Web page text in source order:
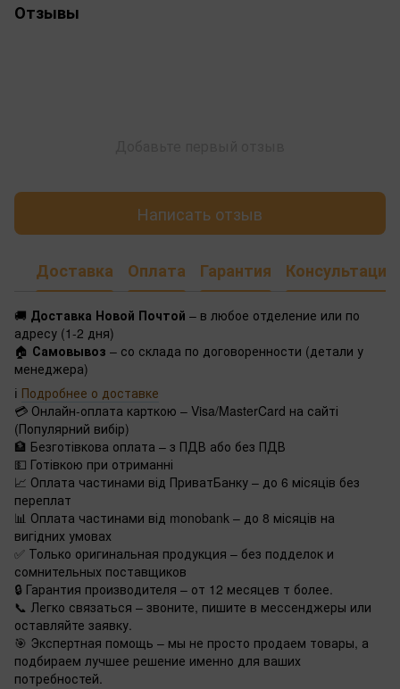
Отзывы
Написать отзыв
Доставка Оплата Гарантия Консультация
🚚 Доставка Новой Почтой – в любое отделение или по
адресу (1-2 дня)
🏠 Самовывоз – со склада по договоренности (детали у
менеджера)
ℹ️ Подробнее о доставке
💳 Онлайн-оплата карткою – Visa/MasterCard на сайті
(Популярний вибір)
🏦 Безготівкова оплата – з ПДВ або без ПДВ
💵 Готівкою при отриманні
📈 Оплата частинами від ПриватБанку – до 6 місяців без
переплат
📊 Оплата частинами від monobank – до 8 місяців на
вигідних умовах
✅ Только оригинальная продукция – без подделок и
сомнительных поставщиков
🔒 Гарантия производителя – от 12 месяцев т более.
📞 Легко связаться – звоните, пишите в мессенджеры или
оставляйте заявку.
🎯 Экспертная помощь – мы не просто продаем товары, а
подбираем лучшее решение именно для ваших
потребностей.